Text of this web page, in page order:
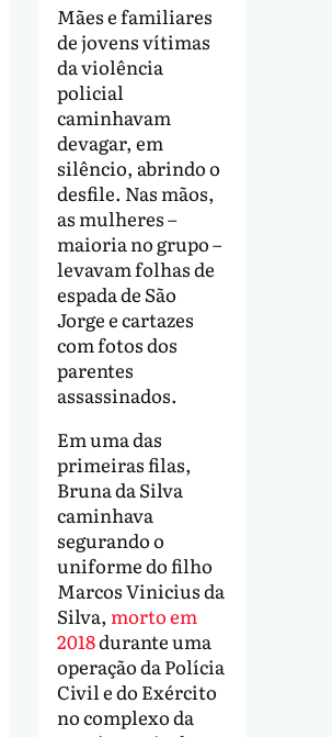
Mães e familiares
de jovens vítimas
da violência
policial
caminhavam
devagar, em
silêncio, abrindo o
desfile. Nas mãos,
as mulheres –
maioria no grupo –
levavam folhas de
espada de São
Jorge e cartazes
com fotos dos
parentes
assassinados.
Em uma das
primeiras filas,
Bruna da Silva
caminhava
segurando o
uniforme do filho
Marcos Vinicius da
Silva, morto em
2018durante uma
operação da Polícia
Civil e do Exército
no complexo da